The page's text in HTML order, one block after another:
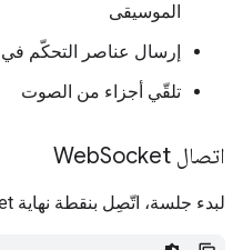
الموسيقى
إرسال عناصر التحكّم
تلقّي أجزاء من الصوت
اتصال Web Socket
لبدء جلسة، اتّصِل بنقطة نهاية websocket هذه: